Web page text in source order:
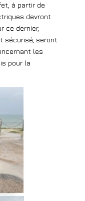
à partir de
devront
ce dernier,
sécurisé, seront
les
pour la